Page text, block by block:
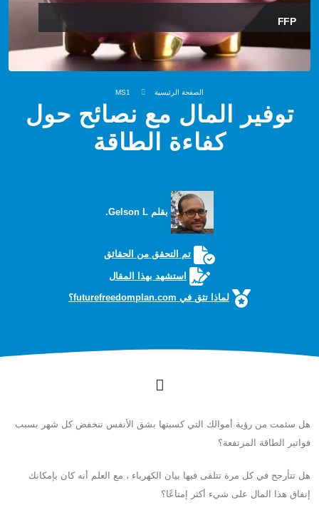
FFP
الصفحة الرئيسية MS1
توفير المال مع نصائح حول
كفاءة الطاقة
بقلم Gelson L.
تم التحقق من الحقائق
استشهد بهذا المقال
لماذا تثق في futurefreedomplan.com؟
هل سئمت من رؤية أموالك التي كسبتها بشق الأنفس تنخفض كل شهر بسبب
فواتير الطاقة المرتفعة؟
هل تتأرجح في كل مرة تتلقى فيها بيان الكهرباء ، مع العلم أنه كان بإمكانك
إنفاق هذا المال على شيء أكثر إمتاعًا؟